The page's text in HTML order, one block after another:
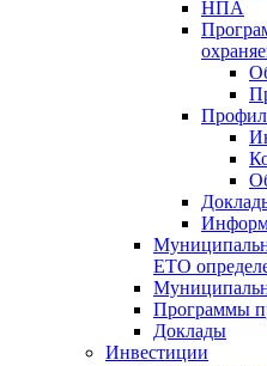
НПА
ЕТО
Программы
Доклады
Инвестиции